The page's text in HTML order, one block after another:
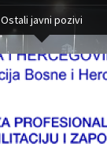
Ostali javni pozivi